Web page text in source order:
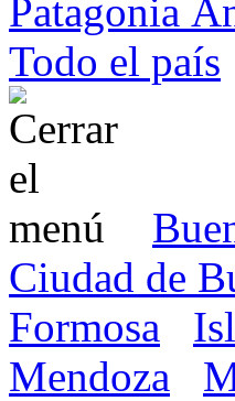
Patagonia
Todo el país
Ciudad de
Formosa
Mendoza